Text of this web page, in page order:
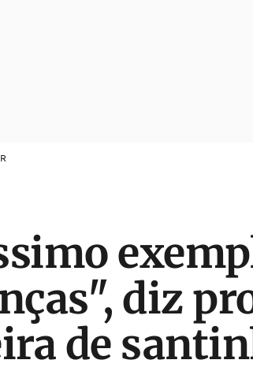
diz
de